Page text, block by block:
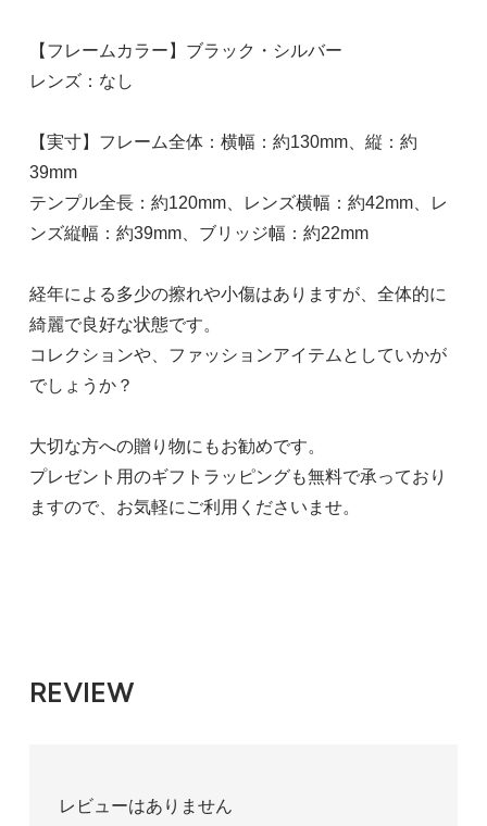
【フレームカラー】ブラック・シルバー
レンズ：なし
【実寸】フレーム全体：横幅：約130mm、縦：約
39mm
テンプル全長：約120mm、レンズ横幅：約42mm、レ
ンズ縦幅：約39mm、ブリッジ幅：約22mm
経年による多少の擦れや小傷はありますが、全体的に
綺麗で良好な状態です。
コレクションや、ファッションアイテムとしていかが
でしょうか？
大切な方への贈り物にもお勧めです。
プレゼント用のギフトラッピングも無料で承っており
ますので、お気軽にご利用くださいませ。
REVIEW
レビューはありません